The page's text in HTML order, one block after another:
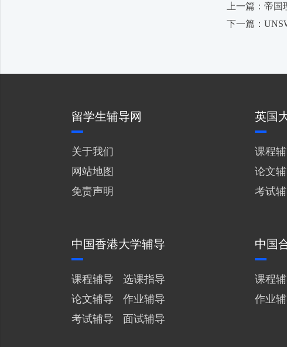
上一篇：帝
下一篇：
留学生辅导网
关于我们
网站地图
免责声明
英国
课程
论文
考试
中国香港大学辅导
课程辅导
选课指导
论文辅导
作业辅导
考试辅导
面试辅导
中国
课程
作业